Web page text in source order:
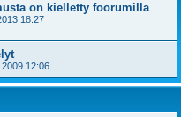
on kielletty foorumilla
18:27
12:06